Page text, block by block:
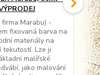
firma Marabu) -
fixovaná barva na
materiály na
tekutostí. Lze ji
malířské
jako malování